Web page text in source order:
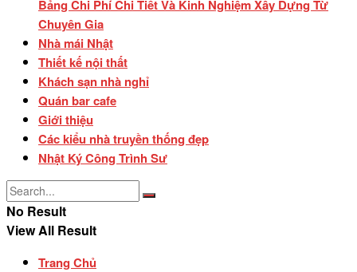
Bảng Chi Phí Chi Tiết Và Kinh Nghiệm Xây Dựng Từ
Chuyên Gia
Nhà mái Nhật
Thiết kế nội thất
Khách sạn nhà nghỉ
Quán bar cafe
Giới thiệu
Các kiểu nhà truyền thống đẹp
Nhật Ký Công Trình Sư
No Result
View All Result
Trang Chủ